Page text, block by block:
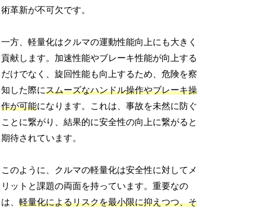
術革新が不可欠です。
一方、軽量化はクルマの運動性能向上にも大きく
貢献します。加速性能やブレーキ性能が向上する
だけでなく、旋回性能も向上するため、危険を察
知した際にスムーズなハンドル操作やブレーキ操
作が可能になります。これは、事故を未然に防ぐ
ことに繋がり、結果的に安全性の向上に繋がると
期待されています。
このように、クルマの軽量化は安全性に対してメ
リットと課題の両面を持っています。重要なの
は、軽量化によるリスクを最小限に抑えつつ、そ